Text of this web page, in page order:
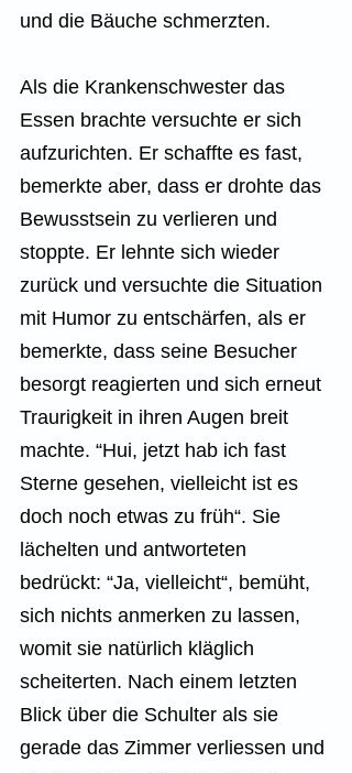
und die Bäuche schmerzten.
Als die Krankenschwester das
Essen brachte versuchte er sich
aufzurichten. Er schaffte es fast,
bemerkte aber, dass er drohte das
Bewusstsein zu verlieren und
stoppte. Er lehnte sich wieder
zurück und versuchte die Situation
mit Humor zu entschärfen, als er
bemerkte, dass seine Besucher
besorgt reagierten und sich erneut
Traurigkeit in ihren Augen breit
machte. “Hui, jetzt hab ich fast
Sterne gesehen, vielleicht ist es
doch noch etwas zu früh“. Sie
lächelten und antworteten
bedrückt: “Ja, vielleicht“, bemüht,
sich nichts anmerken zu lassen,
womit sie natürlich kläglich
scheiterten. Nach einem letzten
Blick über die Schulter als sie
gerade das Zimmer verliessen und